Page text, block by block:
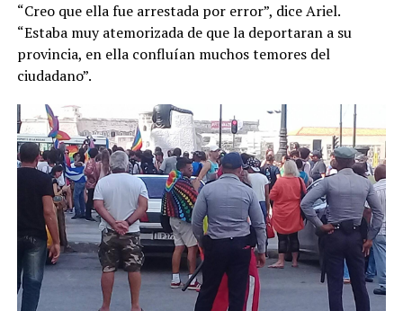
“Creo que ella fue arrestada por error”, dice Ariel.
“Estaba muy atemorizada de que la deportaran a su
provincia, en ella confluían muchos temores del
ciudadano”.